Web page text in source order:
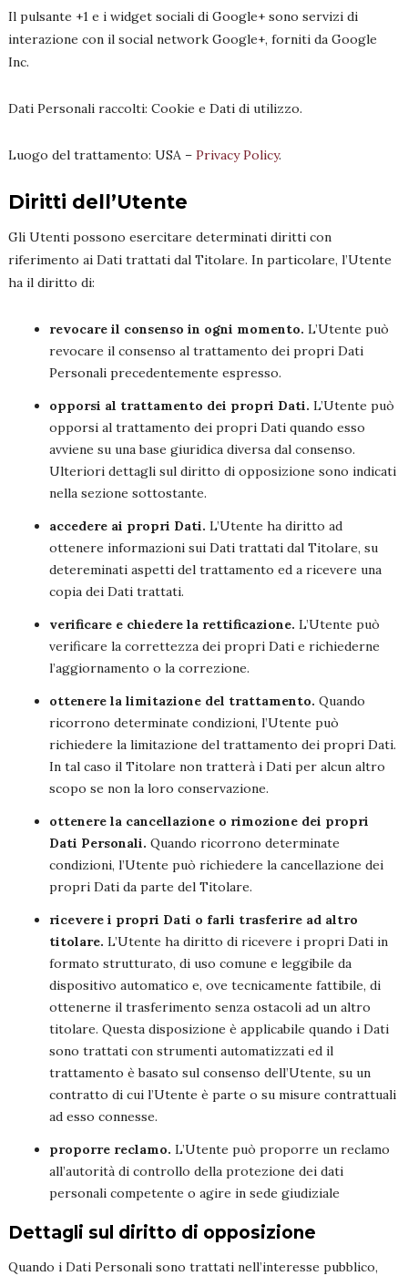
Il pulsante +1 e i widget sociali di Google+ sono servizi di
interazione con il social network Google+, forniti da Google
Inc.
Dati Personali raccolti: Cookie e Dati di utilizzo.
Luogo del trattamento: USA – Privacy Policy.
Diritti dell’Utente
Gli Utenti possono esercitare determinati diritti con
riferimento ai Dati trattati dal Titolare. In particolare, l’Utente
ha il diritto di:
revocare il consenso in ogni momento. L’Utente può
revocare il consenso al trattamento dei propri Dati
Personali precedentemente espresso.
opporsi al trattamento dei propri Dati. L’Utente può
opporsi al trattamento dei propri Dati quando esso
avviene su una base giuridica diversa dal consenso.
Ulteriori dettagli sul diritto di opposizione sono indicati
nella sezione sottostante.
accedere ai propri Dati. L’Utente ha diritto ad
ottenere informazioni sui Dati trattati dal Titolare, su
detereminati aspetti del trattamento ed a ricevere una
copia dei Dati trattati.
verificare e chiedere la rettificazione. L’Utente può
verificare la correttezza dei propri Dati e richiederne
l’aggiornamento o la correzione.
ottenere la limitazione del trattamento. Quando
ricorrono determinate condizioni, l’Utente può
richiedere la limitazione del trattamento dei propri Dati.
In tal caso il Titolare non tratterà i Dati per alcun altro
scopo se non la loro conservazione.
ottenere la cancellazione o rimozione dei propri
Dati Personali. Quando ricorrono determinate
condizioni, l’Utente può richiedere la cancellazione dei
propri Dati da parte del Titolare.
ricevere i propri Dati o farli trasferire ad altro
titolare. L’Utente ha diritto di ricevere i propri Dati in
formato strutturato, di uso comune e leggibile da
dispositivo automatico e, ove tecnicamente fattibile, di
ottenerne il trasferimento senza ostacoli ad un altro
titolare. Questa disposizione è applicabile quando i Dati
sono trattati con strumenti automatizzati ed il
trattamento è basato sul consenso dell’Utente, su un
contratto di cui l’Utente è parte o su misure contrattuali
ad esso connesse.
proporre reclamo. L’Utente può proporre un reclamo
all’autorità di controllo della protezione dei dati
personali competente o agire in sede giudiziale
Dettagli sul diritto di opposizione
Quando i Dati Personali sono trattati nell’interesse pubblico,